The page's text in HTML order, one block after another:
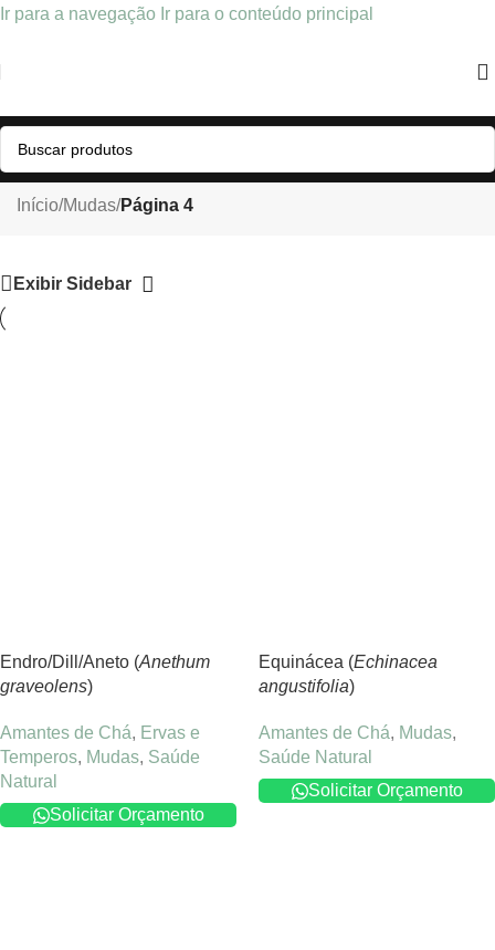
Ir para a navegação Ir para o conteúdo principal
Mudas
Início/Mudas/Página 4
Exibir Sidebar
Endro/Dill/Aneto (Anethum
graveolens)
Amantes de Chá, Ervas e
Temperos, Mudas, Saúde
Natural
Solicitar Orçamento
Equinácea (Echinacea
angustifolia)
Amantes de Chá, Mudas,
Saúde Natural
Solicitar Orçamento